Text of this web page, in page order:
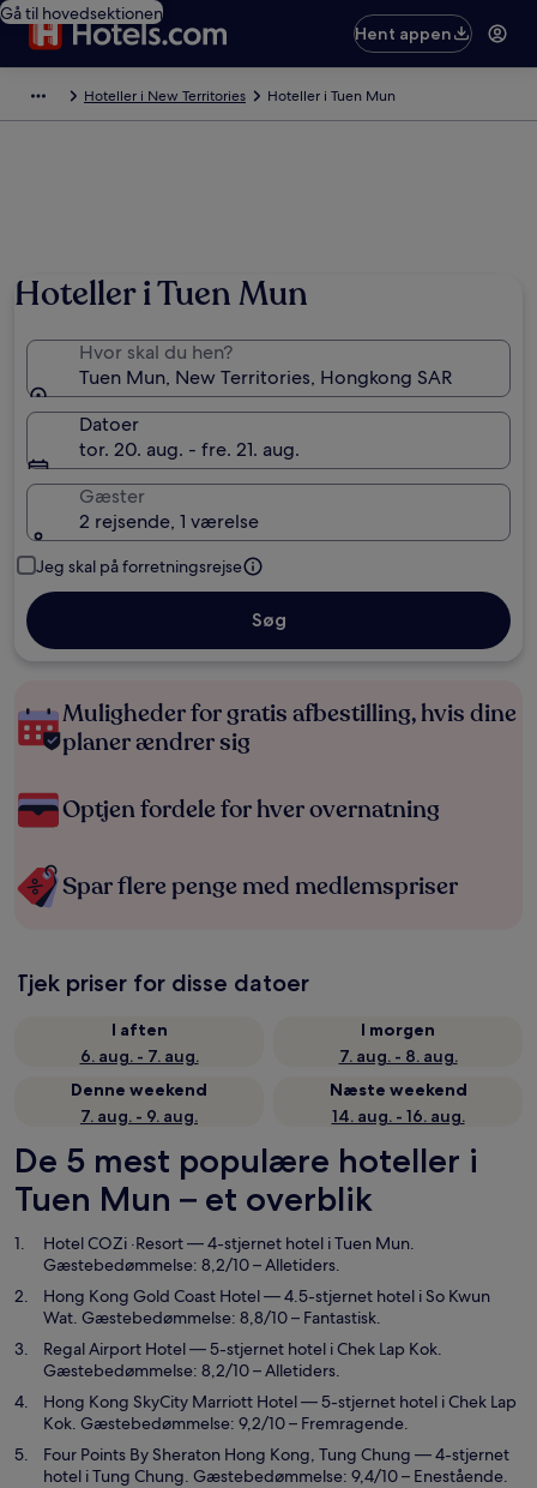
Gå til hovedsektionen
Hent appen
Hoteller i New Territories Hoteller i Tuen Mun
Hoteller i Tuen Mun
Hvor skal du hen?
Tuen Mun, New Territories, Hongkong SAR
Datoer
tor. 20. aug. - fre. 21. aug.
Gæster
2 rejsende, 1 værelse
Jeg skal på forretningsrejse
Søg
Muligheder for gratis afbestilling, hvis dine
planer ændrer sig
Optjen fordele for hver overnatning
Spar flere penge med medlemspriser
Tjek priser for disse datoer
I aften
6. aug. - 7. aug.
I morgen
7. aug. - 8. aug.
Denne weekend
7. aug. - 9. aug.
Næste weekend
14. aug. - 16. aug.
De 5 mest populære hoteller i
Tuen Mun – et overblik
Hotel COZi ·Resort— 4-stjernet hotel i Tuen Mun.
Gæstebedømmelse: 8,2/10 – Alletiders.
Hong Kong Gold Coast Hotel— 4.5-stjernet hotel i So Kwun
Wat. Gæstebedømmelse: 8,8/10 – Fantastisk.
Regal Airport Hotel— 5-stjernet hotel i Chek Lap Kok.
Gæstebedømmelse: 8,2/10 – Alletiders.
Hong Kong SkyCity Marriott Hotel— 5-stjernet hotel i Chek Lap
Kok. Gæstebedømmelse: 9,2/10 – Fremragende.
Four Points By Sheraton Hong Kong, Tung Chung — 4-stjernet
hotel i Tung Chung. Gæstebedømmelse: 9,4/10 – Enestående.